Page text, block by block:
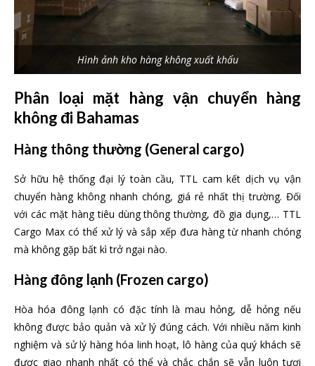
Hình ảnh kho hàng không xuất khẩu
Phân loại mặt hàng vận chuyển hàng
không đi Bahamas
Hàng thông thường (General cargo)
Sở hữu hệ thống đại lý toàn cầu, TTL cam kết dịch vụ vận
chuyển hàng không nhanh chóng, giá rẻ nhất thị trường. Đối
với các mặt hàng tiêu dùng thông thường, đồ gia dụng,… TTL
Cargo Max có thể xử lý và sắp xếp đưa hàng từ nhanh chóng
mà không gặp bất kì trở ngại nào.
Hàng đông lạnh (Frozen cargo)
Hòa hóa đông lạnh có đặc tính là mau hỏng, dễ hỏng nếu
không được bảo quản và xử lý đúng cách. Với nhiều năm kinh
nghiệm và sử lý hàng hóa linh hoạt, lô hàng của quý khách sẽ
được giao nhanh nhất có thể và chắc chắn sẽ vẫn luôn tươi